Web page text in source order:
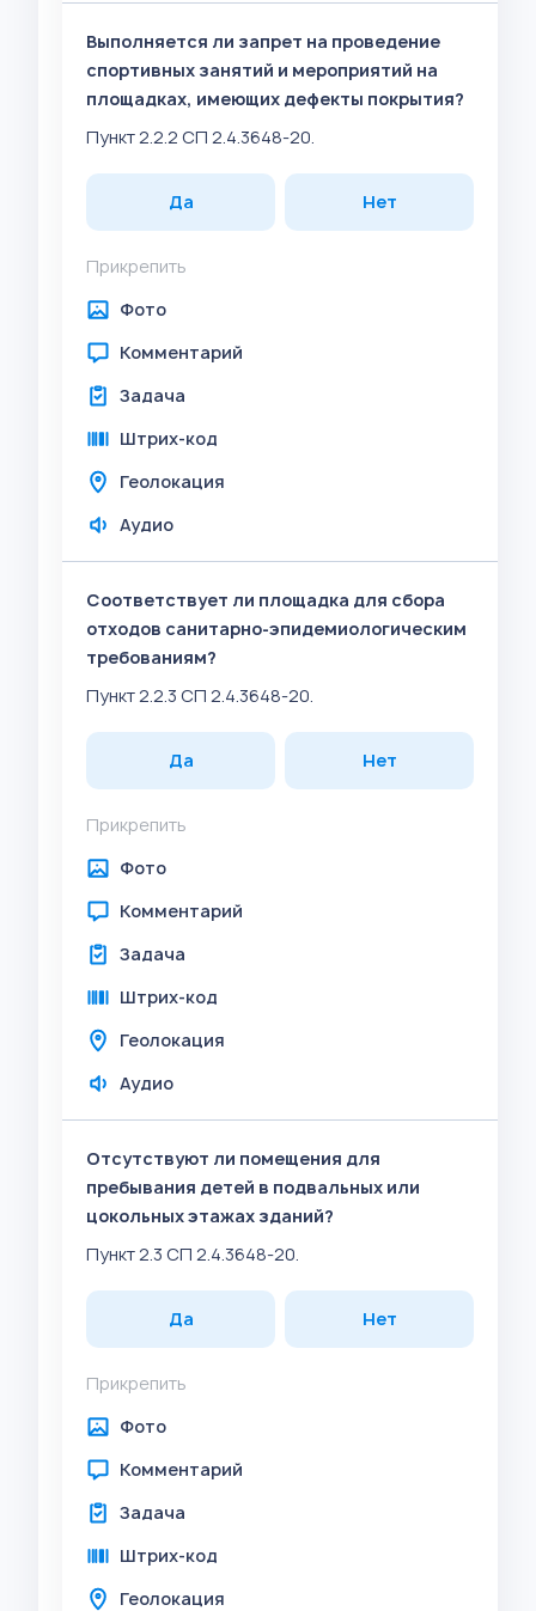
Выполняется ли запрет на проведение
спортивных занятий и мероприятий на
площадках, имеющих дефекты покрытия?
Пункт 2.2.2 СП 2.4.3648-20.
Да Нет
Прикрепить
Фото
Комментарий
Задача
Штрих-код
Геолокация
Аудио
Соответствует ли площадка для сбора
отходов санитарно-эпидемиологическим
требованиям?
Пункт 2.2.3 СП 2.4.3648-20.
Да Нет
Прикрепить
Фото
Комментарий
Задача
Штрих-код
Геолокация
Аудио
Отсутствуют ли помещения для
пребывания детей в подвальных или
цокольных этажах зданий?
Пункт 2.3 СП 2.4.3648-20.
Да Нет
Прикрепить
Фото
Комментарий
Задача
Штрих-код
Геолокация